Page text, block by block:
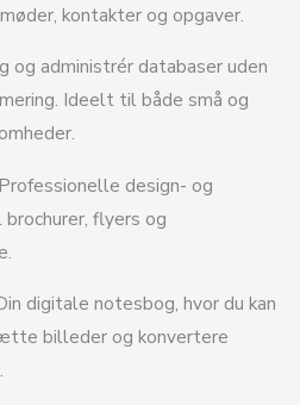
kontakter og opgaver.
og administrér databaser uden
Ideelt til både små og
design- og
flyers og
digitale notesbog, hvor du kan
billeder og konvertere